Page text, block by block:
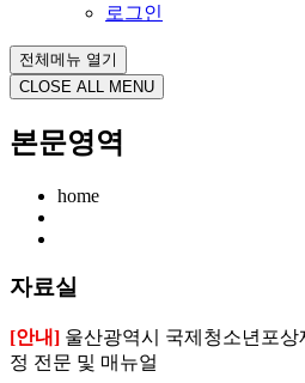
로그인
전체메뉴 열기
CLOSE ALL MENU
본문영역
home
자료실
[안내] 울산광역시 국제청소년포
정 전문 및 매뉴얼